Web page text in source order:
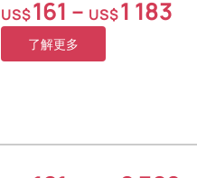
US$161 – US$1 183
了解更多